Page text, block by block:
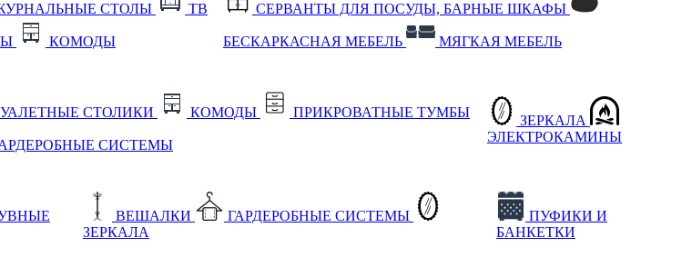
СТОЛЫ ТВ
КОМОДЫ
СЕРВАНТЫ ДЛЯ ПОСУДЫ, БАРНЫЕ ШКАФЫ
БЕСКАРКАСНАЯ МЕБЕЛЬ МЯГКАЯ МЕБЕЛЬ
СТОЛИКИ КОМОДЫ ПРИКРОВАТНЫЕ ТУМБЫ
СИСТЕМЫ
ЗЕРКАЛА
ЭЛЕКТРОКАМИНЫ
ВЕШАЛКИ
ГАРДЕРОБНЫЕ СИСТЕМЫ
ЗЕРКАЛА
ПУФИКИ И
БАНКЕТКИ